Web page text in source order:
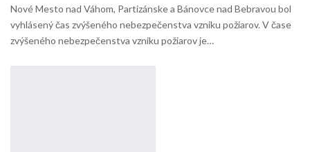
Nové Mesto nad Váhom, Partizánske a Bánovce nad Bebravou bol
vyhlásený čas zvýšeného nebezpečenstva vzniku požiarov. V čase
zvýšeného nebezpečenstva vzniku požiarov je…